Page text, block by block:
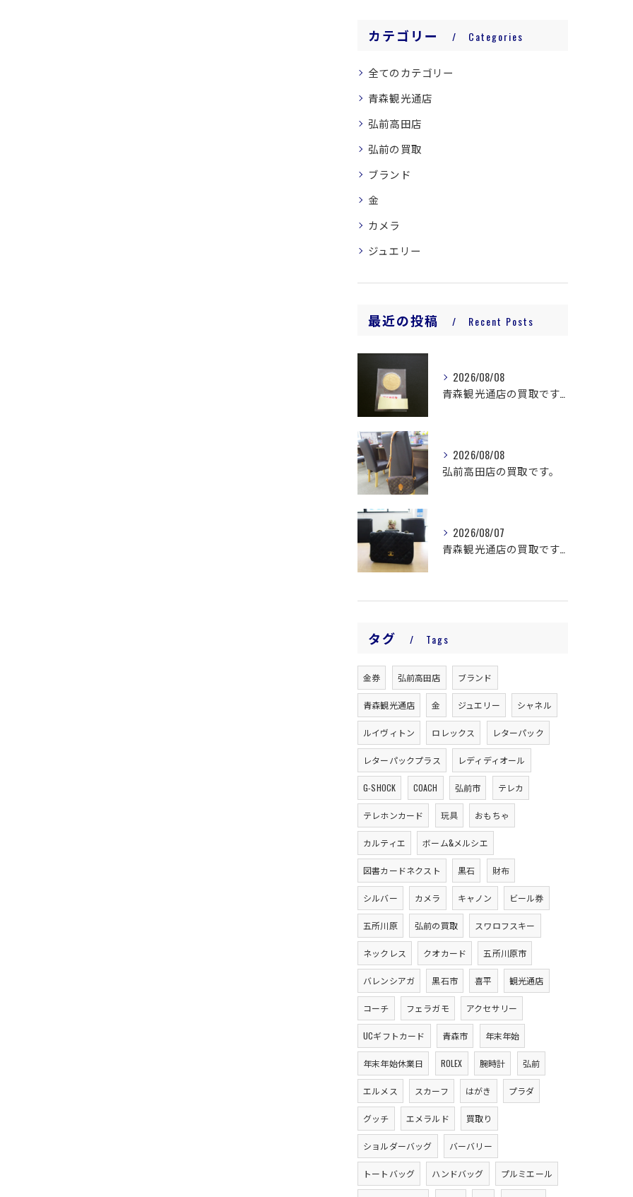
カテゴリー Categories
全てのカテゴリー
青森観光通店
弘前高田店
弘前の買取
ブランド
金
カメラ
ジュエリー
最近の投稿 Recent Posts
2026/08/08
青森観光通店の買取です。
2026/08/08
弘前高田店の買取です。
2026/08/07
青森観光通店の買取です。
タグ Tags
金券 弘前高田店 ブランド
青森観光通店 金 ジュエリー シャネル
ルイヴィトン ロレックス レターパック
レターパックプラス レディディオール
G-SHOCK COACH 弘前市 テレカ
テレホンカード 玩具 おもちゃ
カルティエ ボーム&メルシエ
図書カードネクスト 黒石 財布
シルバー カメラ キャノン ビール券
五所川原 弘前の買取 スワロフスキー
ネックレス クオカード 五所川原市
バレンシアガ 黒石市 喜平 観光通店
コーチ フェラガモ アクセサリー
UCギフトカード 青森市 年末年始
年末年始休業日 ROLEX 腕時計 弘前
エルメス スカーフ はがき プラダ
グッチ エメラルド 買取り
ショルダーバッグ バーバリー
トートバッグ ハンドバッグ プルミエール